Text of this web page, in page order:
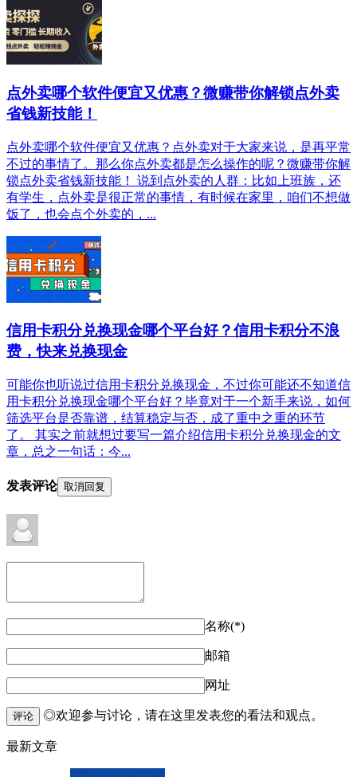
点外卖哪个软件便宜又优惠？微赚带你解锁点外卖
省钱新技能！
点外卖哪个软件便宜又优惠？点外卖对于大家来说，是再平常
不过的事情了。那么你点外卖都是怎么操作的呢？微赚带你解
锁点外卖省钱新技能！ 说到点外卖的人群：比如上班族，还
有学生，点外卖是很正常的事情，有时候在家里，咱们不想做
饭了，也会点个外卖的，...
信用卡积分兑换现金哪个平台好？信用卡积分不浪
费，快来兑换现金
可能你也听说过信用卡积分兑换现金，不过你可能还不知道信
用卡积分兑换现金哪个平台好？毕竟对于一个新手来说，如何
筛选平台是否靠谱，结算稳定与否，成了重中之重的环节
了。 其实之前就想过要写一篇介绍信用卡积分兑换现金的文
章，总之一句话：今...
发表评论 取消回复
名称(*)
邮箱
网址
评论 ◎欢迎参与讨论，请在这里发表您的看法和观点。
最新文章